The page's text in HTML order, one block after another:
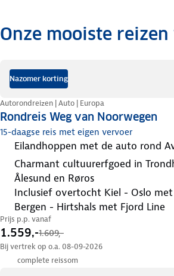
.Onze mooiste
Nazomer korting
Rondreis Weg van Noorwegen
Autorondreizen | Auto | Europa
15-daagse reis met eigen vervoer
eilandhoppen met de auto rond
charmant cultuurerfgoed in Trondheim, Bergen,
Ålesund en Røros
inclusief overtocht Kiel - Oslo met Color Line en
Bergen - Hirtshals met Fjord Line
Prijs p.p. vanaf
1.559,-1.609,-
Bij vertrek op o.a. 08-09-2026
complete reissom